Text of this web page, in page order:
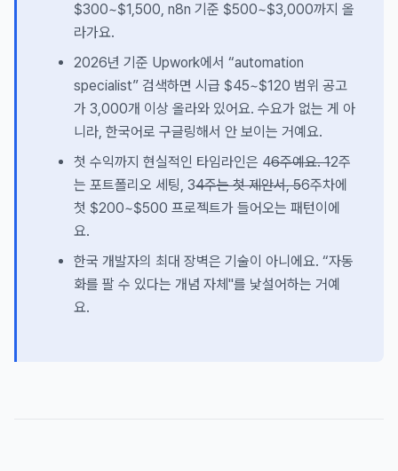
$300~$1,500, n8n 기준 $500~$3,000까지 올
라가요.
2026년 기준 Upwork에서 “automation
specialist” 검색하면 시급 $45~$120 범위 공고
가 3,000개 이상 올라와 있어요. 수요가 없는 게 아
니라, 한국어로 구글링해서 안 보이는 거예요.
첫 수익까지 현실적인 타임라인은 46주예요. 12주
는 포트폴리오 세팅, 34주는 첫 제안서, 56주차에
첫 $200~$500 프로젝트가 들어오는 패턴이에
요.
한국 개발자의 최대 장벽은 기술이 아니에요. “자동
화를 팔 수 있다는 개념 자체"를 낯설어하는 거예
요.